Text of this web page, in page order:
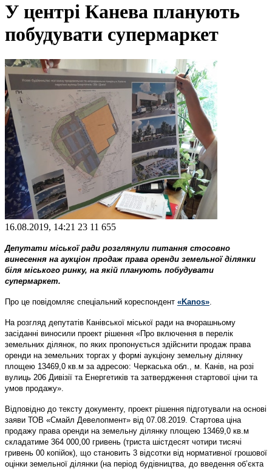
У центрі Канева планують
побудувати супермаркет
16.08.2019, 14:21 23 11 655
Депутати міської ради розглянули питання стосовно
винесення на аукціон продаж права оренди земельної ділянки
біля міського ринку, на якій планують побудувати
супермаркет.
Про це повідомляє спеціальний кореспондент «Kanos»
На розгляд депутатів Канівської міської ради на вчорашньому
засіданні виносили проект рішення «Про включення в перелік
земельних ділянок, по яких пропонується здійснити продаж права
оренди на земельних торгах у формі аукціону земельну ділянку
площею 13469,0 кв.м за адресою: Черкаська обл., м. Канів, на розі
вулиць 206 Дивізії та Енергетиків та затвердження стартової ціни та
умов продажу».
Відповідно до тексту документу, проект рішення підготували на основі
заяви ТОВ «Смайл Девелопмент» від 07.08.2019. Стартова ціна
продажу права оренди на земельну ділянку площею 13469,0 кв.м
складатиме 364 000,00 гривень (триста шістдесят чотири тисячі
гривень 00 копійок), що становить 3 відсотки від нормативної грошової
оцінки земельної ділянки (на період будівництва, до введення об’єкта